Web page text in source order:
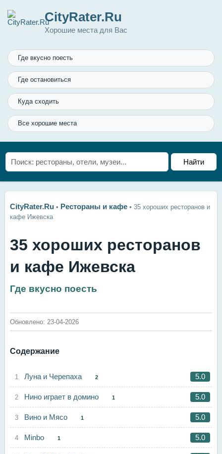
CityRater.Ru
Хорошие места для Вас
Где вкусно поесть
Где остановиться
Куда сходить
Все хорошие места
CityRater.Ru • Рестораны и кафе • 35 хороших ресторанов и
кафе Ижевска
35 хороших ресторанов
и кафе Ижевска
Где вкусно поесть
Обновлено: 23-04-2026
Содержание
Луна и Черепаха 2 5.0
Нино играет в домино 1 5.0
Вино и Мясо 1 5.0
Minbo 1 5.0